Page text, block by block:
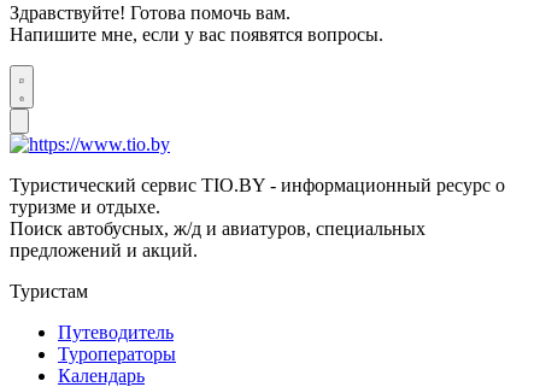
Здравствуйте! Готова помочь вам.
Напишите мне, если у вас появятся вопросы.
Туристический сервис TIO.BY - информационный ресурс о
туризме и отдыхе.
Поиск автобусных, ж/д и авиатуров, специальных
предложений и акций.
Туристам
Путеводитель
Туроператоры
Календарь